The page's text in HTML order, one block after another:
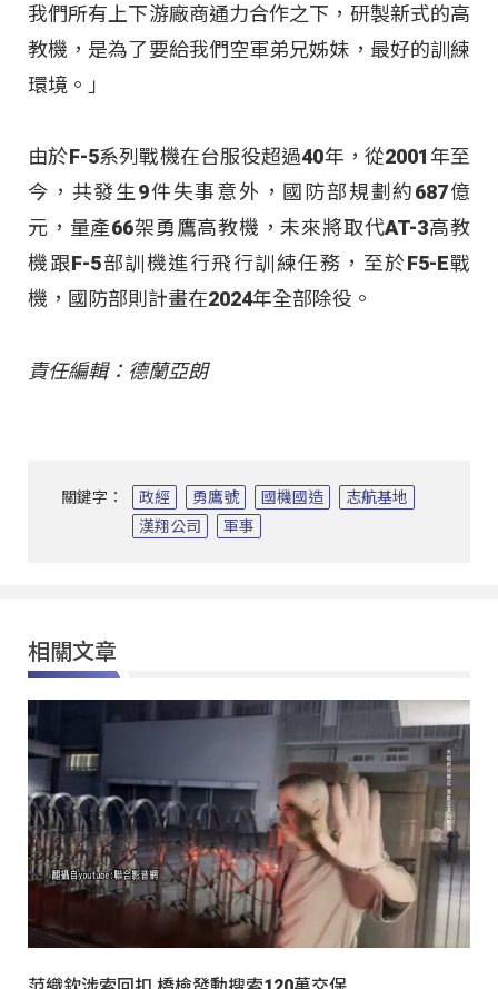
我們所有上下游廠商通力合作之下，研製新式的高
教機，是為了要給我們空軍弟兄姊妹，最好的訓練
環境。」
由於F-5系列戰機在台服役超過40年，從2001年至
今，共發生9件失事意外，國防部規劃約687億
元，量產66架勇鷹高教機，未來將取代AT-3高教
機跟F-5部訓機進行飛行訓練任務，至於F5-E戰
機，國防部則計畫在2024年全部除役。
責任編輯：德蘭亞朗
關鍵字： 政經 勇鷹號 國機國造
志航基地
漢翔公司
軍事
相關文章